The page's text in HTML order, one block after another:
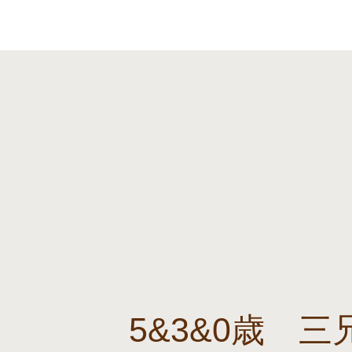
5&3&0歳 三